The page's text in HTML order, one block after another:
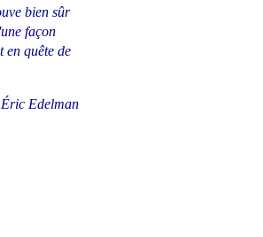
bien sûr
façon
en quête de
Éric Edelman